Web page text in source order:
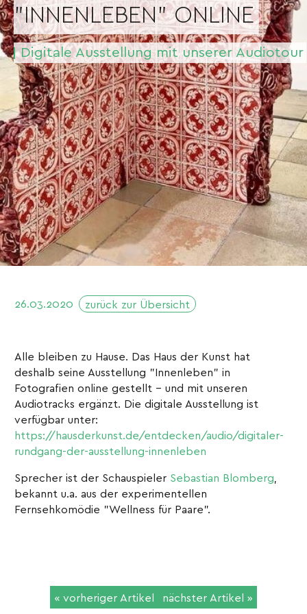
"INNENLEBEN" ONLINE
Digitale Ausstellung mit unserer Audiotour
26.03.2020 zurück zur Übersicht
Alle bleiben zu Hause. Das Haus der Kunst hat
deshalb seine Ausstellung "Innenleben" in
Fotografien online gestellt - und mit unseren
Audiotracks ergänzt. Die digitale Ausstellung ist
verfügbar unter:
https://hausderkunst.de/entdecken/audio/digitaler-
rundgang-der-ausstellung-innenleben
Sprecher ist der Schauspieler Sebastian Blomberg
bekannt u.a. aus der experimentellen
Fernsehkomödie "Wellness für Paare".
« vorheriger Artikel nächster Artikel »